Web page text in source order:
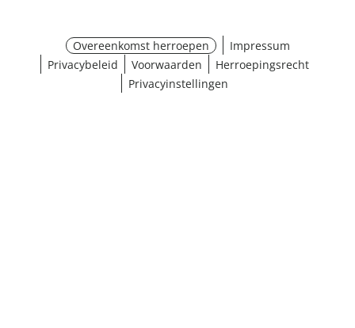
Overeenkomst herroepen
Impressum
Privacybeleid
Voorwaarden
Herroepingsrecht
Privacyinstellingen